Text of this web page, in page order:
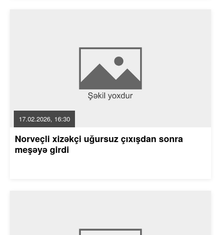
17.02.2026, 16:30
Norveçli xizəkçi uğursuz çıxışdan sonra
meşəyə girdi